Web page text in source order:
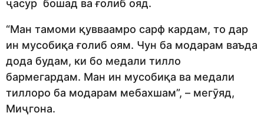
ҷасур бошад ва ғолиб ояд.
“Ман тамоми қувваамро сарф кардам, то дар
ин мусобиқа ғолиб оям. Чун ба модарам ваъда
дода будам, ки бо медали тилло
бармегардам. Ман ин мусобиқа ва медали
тиллоро ба модарам мебахшам”, – мегӯяд,
Миҷгона.